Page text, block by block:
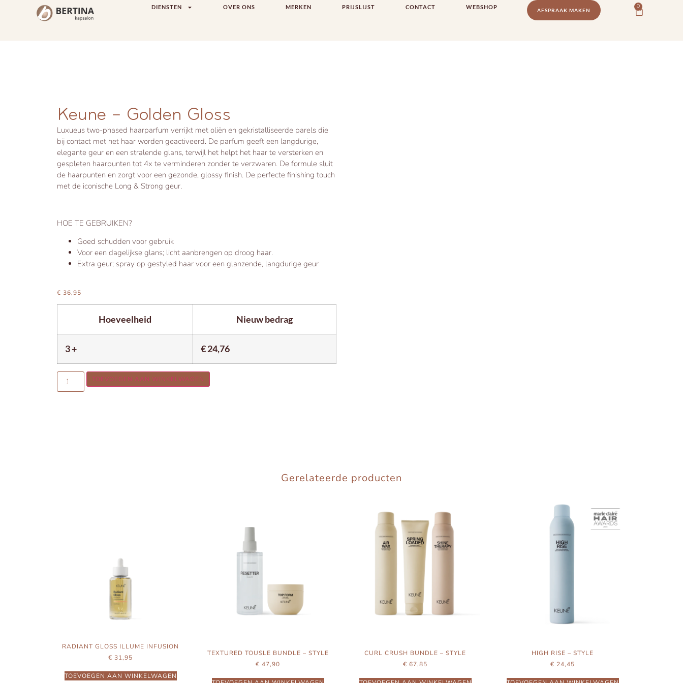
DIENSTEN OVER ONS MERKEN PRIJSLIJST CONTACT WEBSHOP AFSPRAAK MAKEN
0
Keune – Golden Gloss
Luxueus two-phased haarparfum verrijkt met oliën en gekristalliseerde parels die
bij contact met het haar worden geactiveerd. De parfum geeft een langdurige,
elegante geur en een stralende glans, terwijl het helpt het haar te versterken en
gespleten haarpunten tot 4x te verminderen zonder te verzwaren. De formule sluit
de haarpunten en zorgt voor een gezonde, glossy finish. De perfecte finishing touch
met de iconische Long & Strong geur.
HOE TE GEBRUIKEN?
Goed schudden voor gebruik
Voor een dagelijkse glans; licht aanbrengen op droog haar.
Extra geur; spray op gestyled haar voor een glanzende, langdurige geur
€ 36,95
Hoeveelheid Nieuw bedrag
3 + €24,76
TOEVOEGEN AAN WINKELWAGEN
Gerelateerde producten
RADIANT GLOSS ILLUME INFUSION
€ 31,95
TOEVOEGEN AAN WINKELWAGEN
TEXTURED TOUSLE BUNDLE – STYLE
€ 47,90
CURL CRUSH BUNDLE – STYLE
€ 67,85
HIGH RISE – STYLE
€ 24,45